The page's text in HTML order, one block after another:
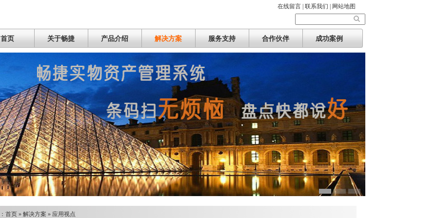
在线留言 | 联系我们 | 网站地图
首页 关于畅捷 产品介绍 解决方案 服务支持 合作伙伴 成功案例
首页 » 解决方案 » 应用视点